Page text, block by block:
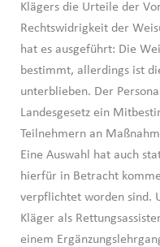
Klägers die Urteile der
Rechtswidrigkeit der
hat es ausgeführt: Die
bestimmt, allerdings ist
unterblieben. Der
Landesgesetz ein
Teilnehmern an
Eine Auswahl hat auch
hierfür in Betracht
verpflichtet worden sind.
Kläger als
einem